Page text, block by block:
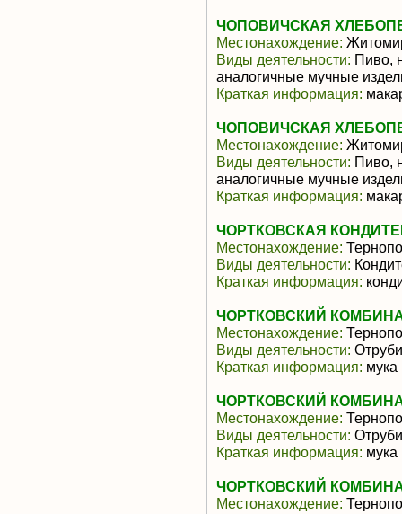
ЧОПОВИЧСКАЯ
Местонахождение:
Виды деятельности: Пиво,
аналогичные мучные
Краткая информация:
ЧОПОВИЧСКАЯ
Местонахождение:
Виды деятельности: Пиво,
аналогичные мучные
Краткая информация:
ЧОРТКОВСКАЯ
Местонахождение:
Виды деятельности:
Краткая информация:
ЧОРТКОВСКИЙ
Местонахождение:
Виды деятельности:
Краткая информация:
ЧОРТКОВСКИЙ
Местонахождение:
Виды деятельности:
Краткая информация:
ЧОРТКОВСКИЙ
Местонахождение: